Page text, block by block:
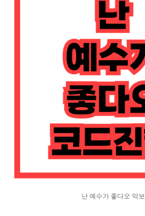
난 예수가 좋다오 악보